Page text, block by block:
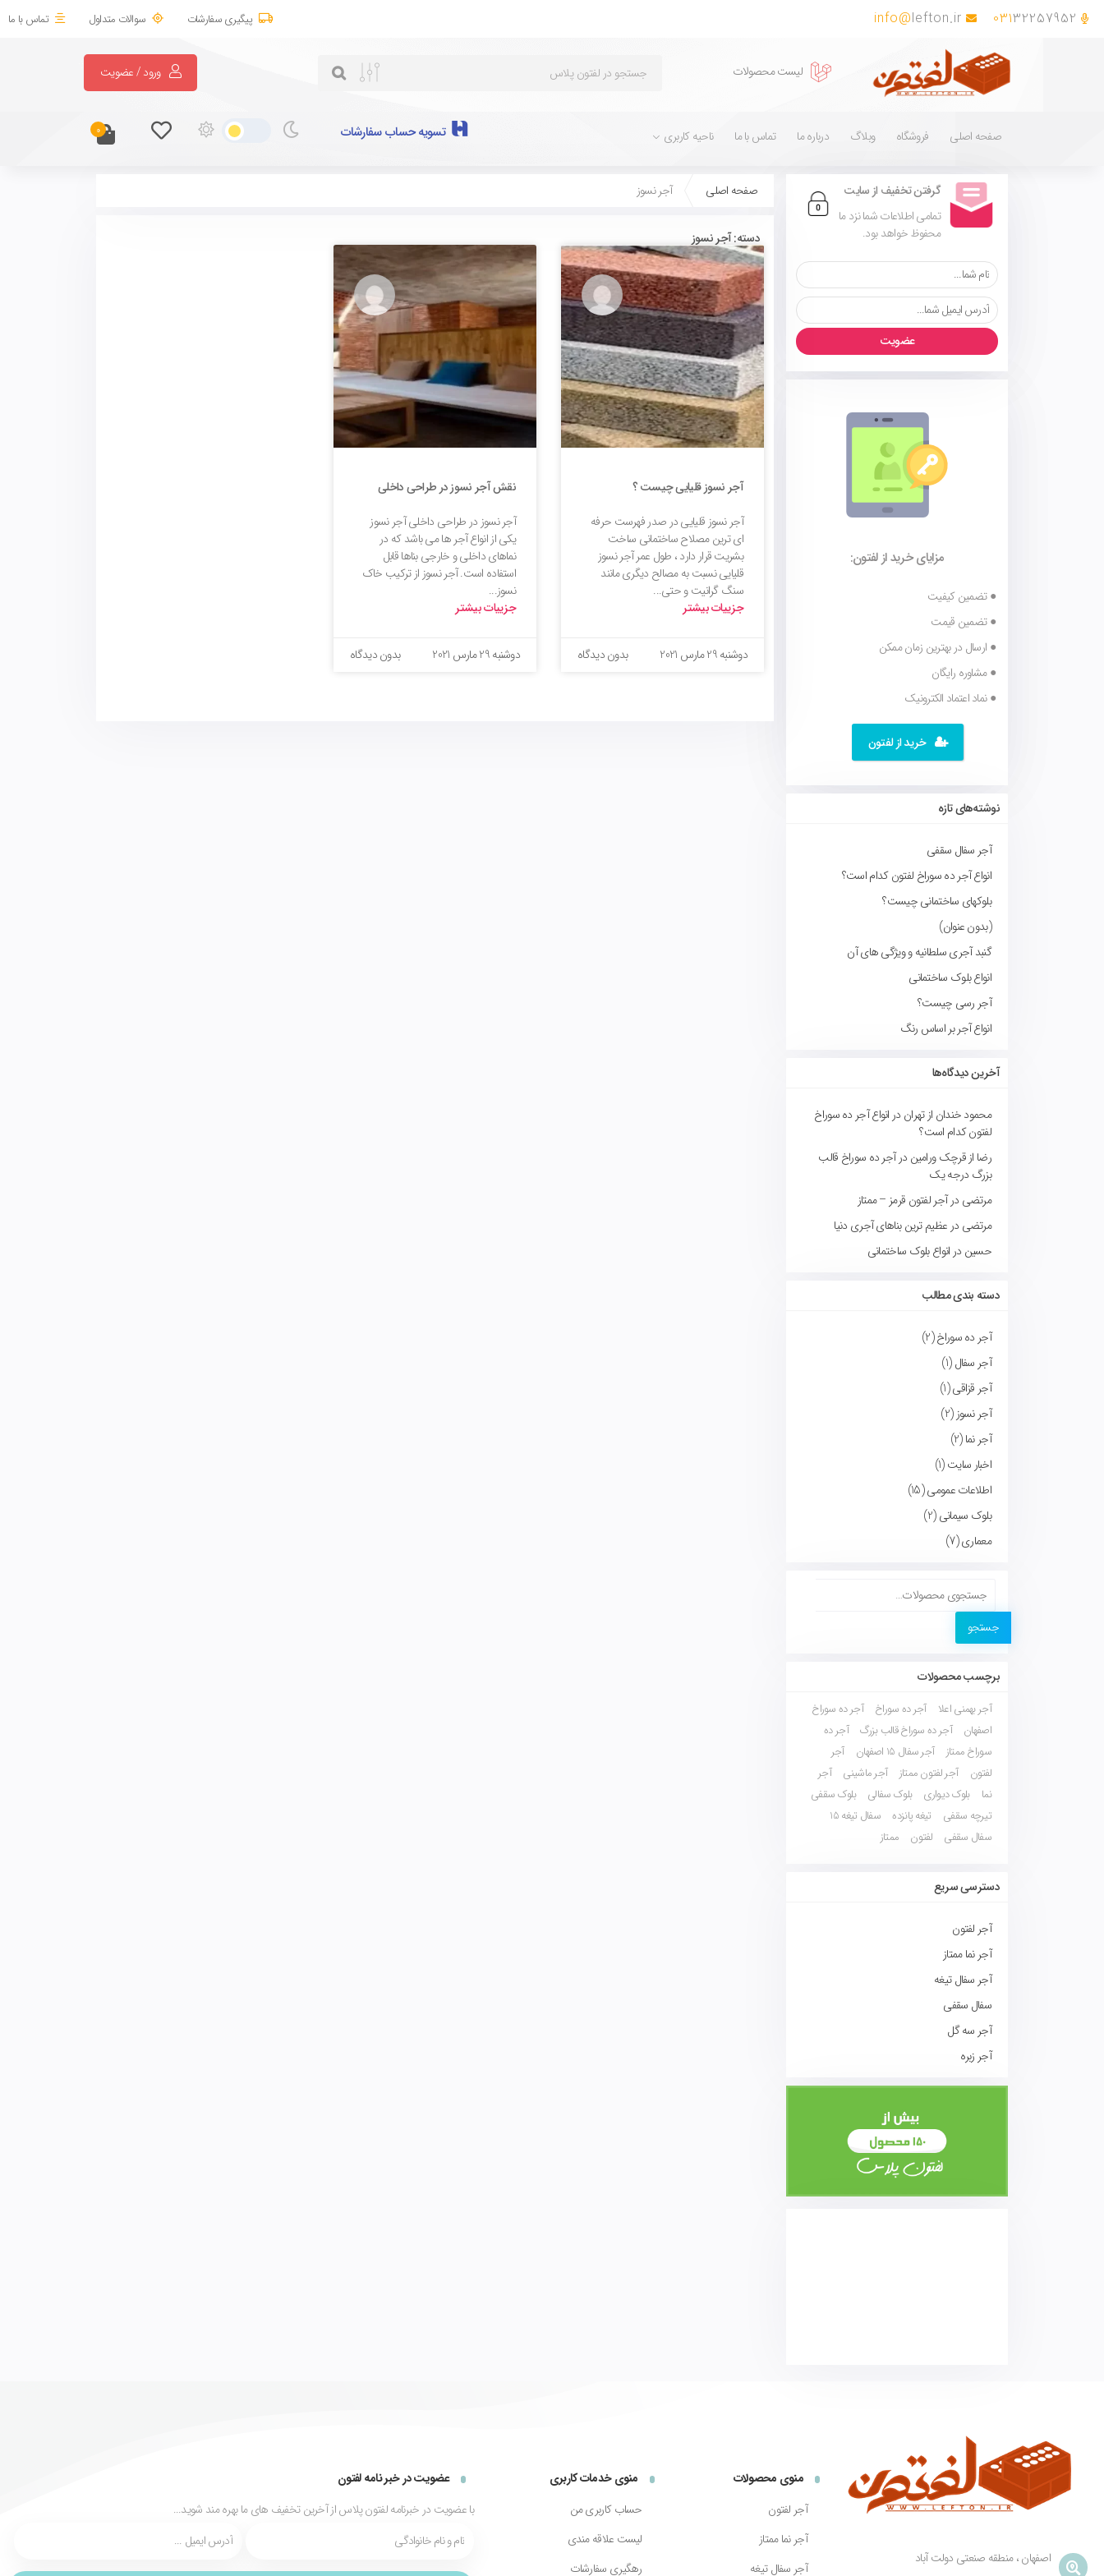
03132257952
info@lefton.ir پیگیری سفارشات سوالات متداول تماس با ما
لیست محصولات ورود / عضویت
صفحه اصلی فروشگاه وبلاگ درباره ما تماس با ما ناحیه کاربری تسویه حساب سفارشات 0
گرفتن تخفیف از سایت
تمامی اطلاعات شما نزد ما
محفوظ خواهد بود.
عضویت
مزایای خرید از لفتون:
● تضمین کیفیت
● تضمین قیمت
● ارسال در بهترین زمان ممکن
● مشاوره رایگان
● نماد اعتماد الکترونیک
خرید از لفتون
نوشته‌های تازه
آجر سفال سقفی
انواع آجر ده سوراخ لفتون کدام است؟
بلوکهای ساختمانی چیست؟
(بدون عنوان)
گنبد آجری سلطانیه و ویژگی های آن
انواع بلوک ساختمانی
آجر رسی چیست؟
انواع آجر بر اساس رنگ
آخرین دیدگاه‌ها
محمود خندان از تهران در انواع آجر ده سوراخ
لفتون کدام است؟
رضا از قرچک ورامین درآجر ده سوراخ قالب
بزرگ درجه یک
مرتضی درآجر لفتون قرمز – ممتاز
مرتضی در عظیم ترین بناهای آجری دنیا
حسین در انواع بلوک ساختمانی
دسته بندی مطالب
آجر ده سوراخ(2)
آجر سفال(1)
آجر قزاقی(1)
آجر نسوز (2)
آجر نما(2)
اخبار سایت(1)
اطلاعات عمومی(15)
بلوک سیمانی(2)
معماری(7)
جستجو
برچسب محصولات
آجر بهمنی اعلا آجر ده سوراخ
آجر ده سوراخ
اصفهان
آجر ده سوراخ قالب بزرگ
آجر ده
سوراخ ممتاز
آجر سفال 15 اصفهان
آجر
لفتون
آجر لفتون ممتاز آجر ماشینی
آجر
نما
بلوک دیواری بلوک سفالی
بلوک سقفی
تیرچه سقفی
تیغه پانزده
سفال تیغه 15
سفال سقفی
لفتون ممتاز
دسترسی سریع
آجر لفتون
آجر نما ممتاز
آجر سفال تیغه
سفال سقفی
آجر سه گل
آجر زبره
صفحه اصلی آجر نسوز
دسته:آجر نسوز
آجر نسوز قلیایی چیست ؟
آجر نسوز قلیایی در صدر فهرست حرفه
ای ترین مصلاح ساختمانی ساخت
بشریت قرار دارد ، طول عمر آجر نسوز
قلیایی نسبت به مصالح دیگری مانند
سنگ گرانیت و حتی...
جزییات بیشتر
دوشنبه 29 مارس 2021 بدون دیدگاه
نقش آجر نسوز در طراحی داخلی
آجر نسوز در طراحی داخلی آجر نسوز
یکی از انواع آجر ها می باشد که در
نماهای داخلی و خارجی بناها قابل
استفاده است. آجر نسوز از ترکیب خاک
نسوز...
جزییات بیشتر
دوشنبه 29 مارس 2021 بدون دیدگاه
اصفهان ، منطقه صنعتی دولت آباد
منوی محصولات
آجر لفتون
آجر نما ممتاز
آجر سفال تیغه
منوی خدمات کاربری
حساب کاربری من
لیست علاقه مندی
رهگیری سفارشات
عضویت در خبر نامه لفتون
با عضویت در خبرنامه لفتون پلاس از آخرین تخفیف های ما بهره مند شوید...